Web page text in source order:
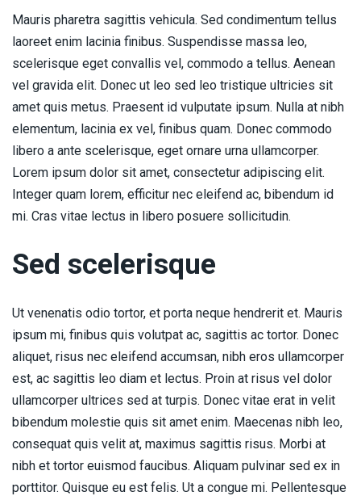
Mauris pharetra sagittis vehicula. Sed condimentum tellus
laoreet enim lacinia finibus. Suspendisse massa leo,
scelerisque eget convallis vel, commodo a tellus. Aenean
vel gravida elit. Donec ut leo sed leo tristique ultricies sit
amet quis metus. Praesent id vulputate ipsum. Nulla at nibh
elementum, lacinia ex vel, finibus quam. Donec commodo
libero a ante scelerisque, eget ornare urna ullamcorper.
Lorem ipsum dolor sit amet, consectetur adipiscing elit.
Integer quam lorem, efficitur nec eleifend ac, bibendum id
mi. Cras vitae lectus in libero posuere sollicitudin.
Sed scelerisque
Ut venenatis odio tortor, et porta neque hendrerit et. Mauris
ipsum mi, finibus quis volutpat ac, sagittis ac tortor. Donec
aliquet, risus nec eleifend accumsan, nibh eros ullamcorper
est, ac sagittis leo diam et lectus. Proin at risus vel dolor
ullamcorper ultrices sed at turpis. Donec vitae erat in velit
bibendum molestie quis sit amet enim. Maecenas nibh leo,
consequat quis velit at, maximus sagittis risus. Morbi at
nibh et tortor euismod faucibus. Aliquam pulvinar sed ex in
porttitor. Quisque eu est felis. Ut a congue mi. Pellentesque